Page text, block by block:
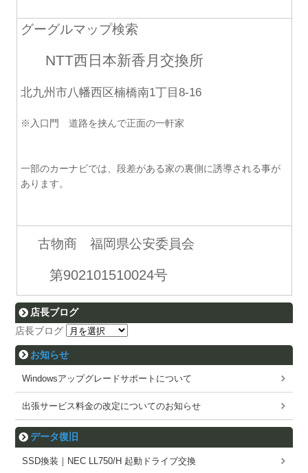
グーグルマップ検索
NTT西日本新香月交換所
北九州市八幡西区楠橋南1丁目8-16
※入口門 道路を挟んで正面の一軒家
一部のカーナビでは、段差がある家の裏側に誘導される事が
あります。
古物商 福岡県公安委員会
第902101510024号
店長ブログ
店長ブログ
お知らせ
Windowsアップグレードサポートについて
出張サービス料金の改定についてのお知らせ
データ復旧
SSD換装｜NEC LL750/H 起動ドライブ交換